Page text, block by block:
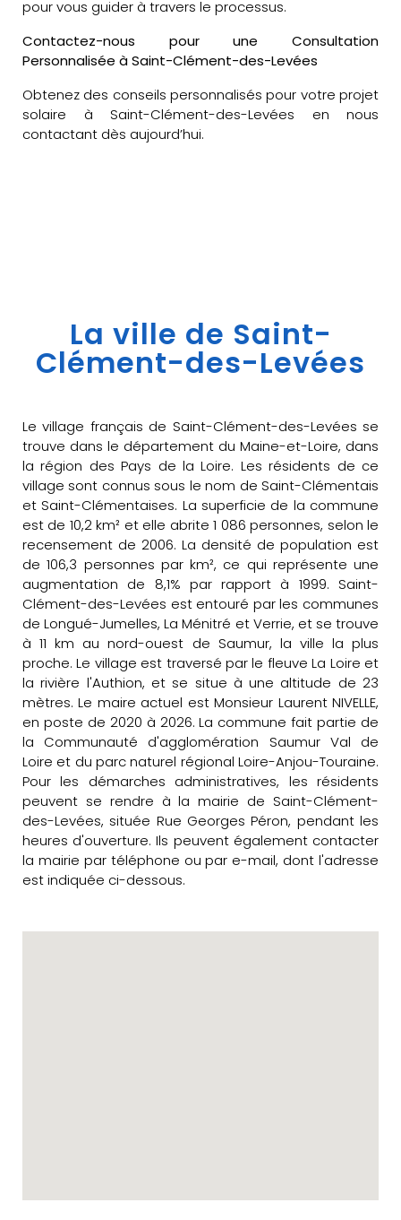
pour vous guider à travers le processus.
Contactez-nous pour une Consultation
Personnalisée à Saint-Clément-des-Levées
Obtenez des conseils personnalisés pour votre projet
solaire à Saint-Clément-des-Levées en nous
contactant dès aujourd’hui.
La ville de Saint-
Clément-des-Levées
Le village français de Saint-Clément-des-Levées se
trouve dans le département du Maine-et-Loire, dans
la région des Pays de la Loire. Les résidents de ce
village sont connus sous le nom de Saint-Clémentais
et Saint-Clémentaises. La superficie de la commune
est de 10,2 km² et elle abrite 1 086 personnes, selon le
recensement de 2006. La densité de population est
de 106,3 personnes par km², ce qui représente une
augmentation de 8,1% par rapport à 1999. Saint-
Clément-des-Levées est entouré par les communes
de Longué-Jumelles, La Ménitré et Verrie, et se trouve
à 11 km au nord-ouest de Saumur, la ville la plus
proche. Le village est traversé par le fleuve La Loire et
la rivière l'Authion, et se situe à une altitude de 23
mètres. Le maire actuel est Monsieur Laurent NIVELLE,
en poste de 2020 à 2026. La commune fait partie de
la Communauté d'agglomération Saumur Val de
Loire et du parc naturel régional Loire-Anjou-Touraine.
Pour les démarches administratives, les résidents
peuvent se rendre à la mairie de Saint-Clément-
des-Levées, située Rue Georges Péron, pendant les
heures d'ouverture. Ils peuvent également contacter
la mairie par téléphone ou par e-mail, dont l'adresse
est indiquée ci-dessous.